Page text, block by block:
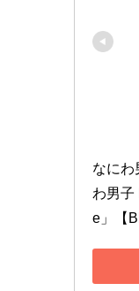
なにわ
わ男子
e」【